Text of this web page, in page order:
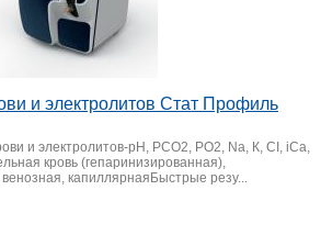
и электролитов Стат Профиль
и электролитов-pH, РСО2, РО2, Na, К, CI, iCa,
кровь (гепаринизированная),
капиллярнаяБыстрые резу...